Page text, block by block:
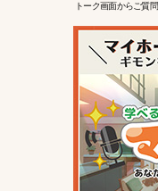
トーク画面からご質